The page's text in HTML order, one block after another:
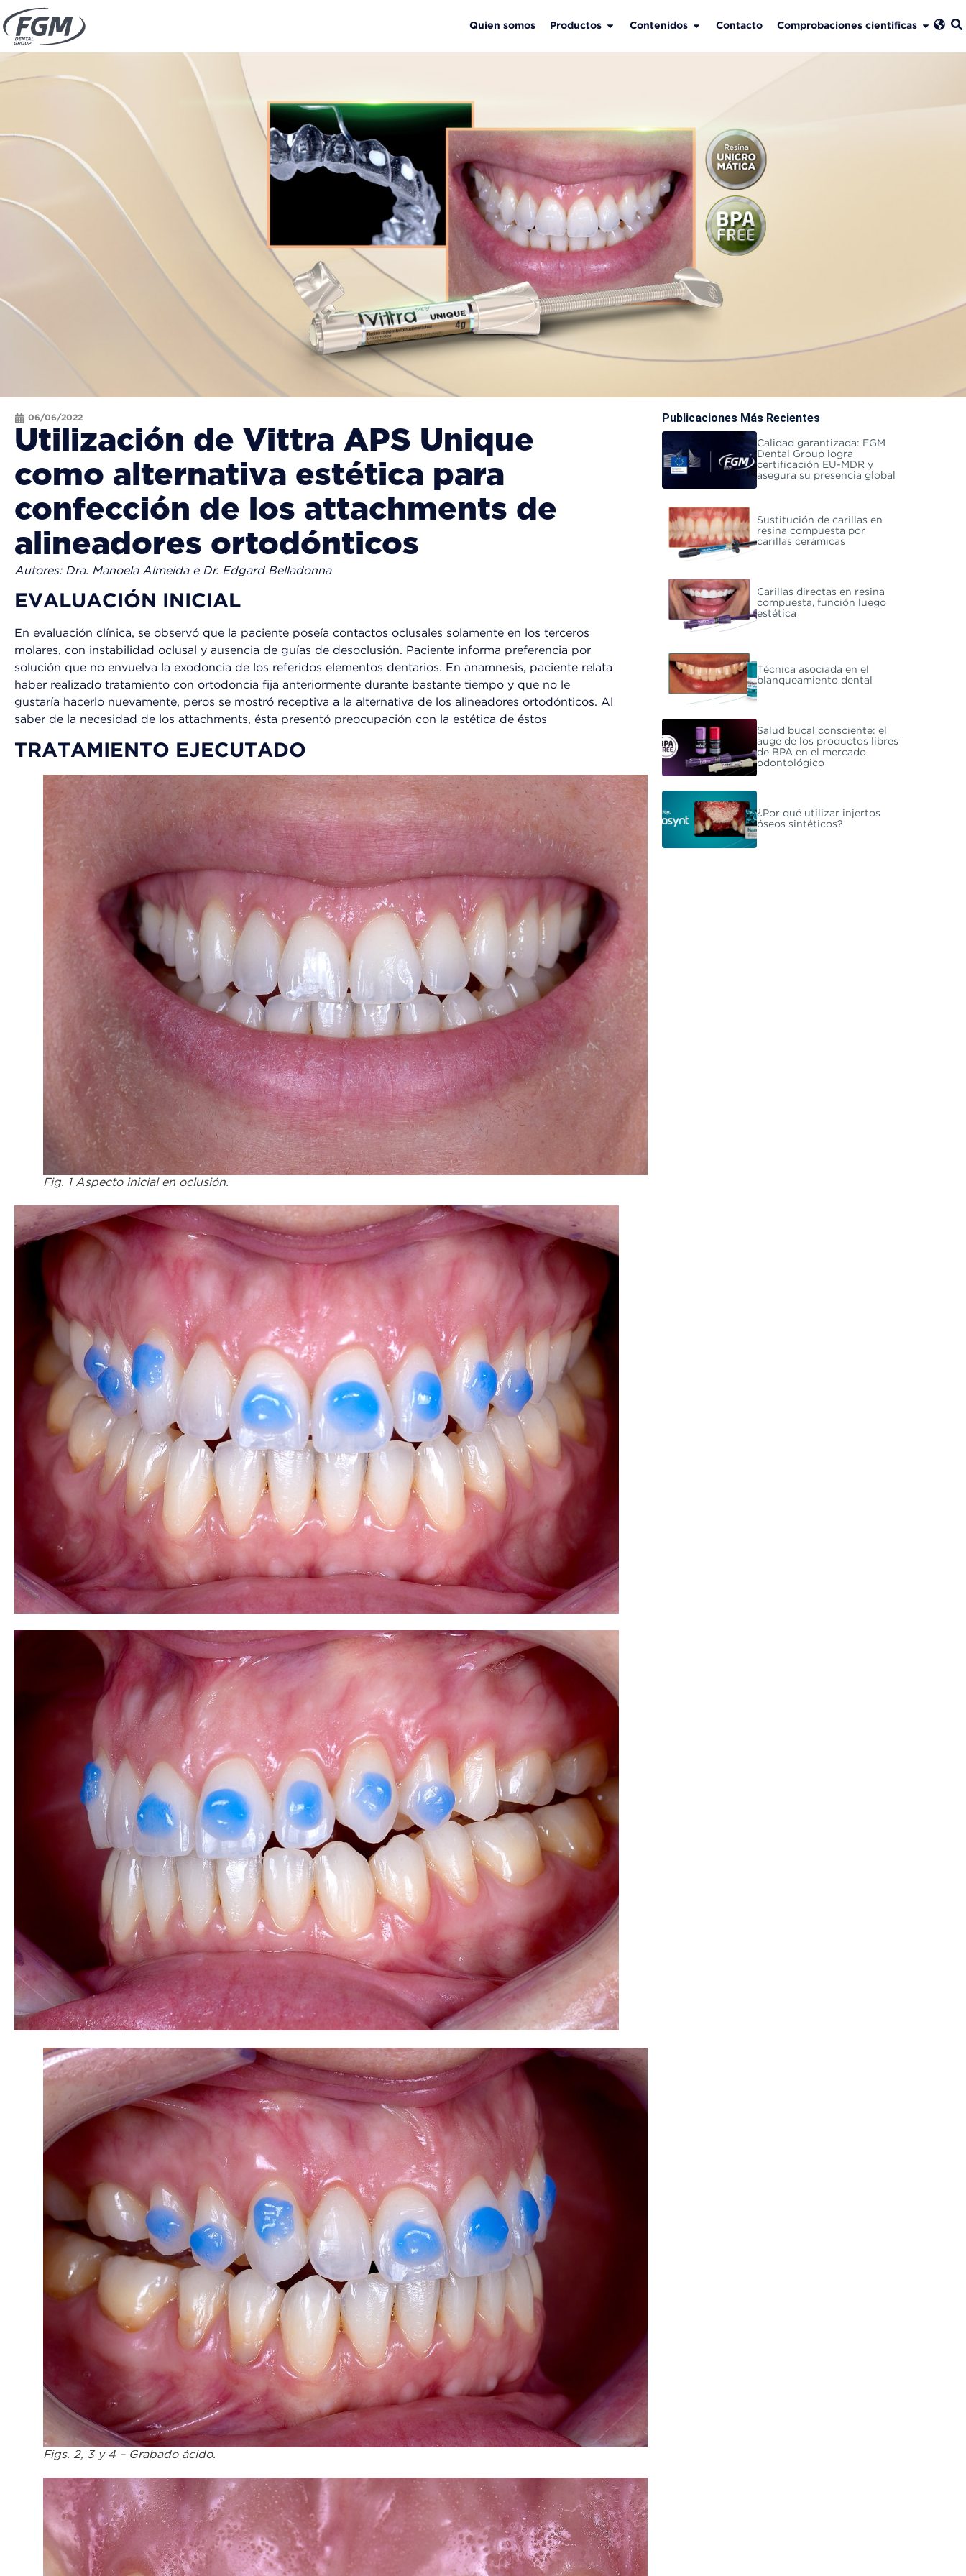
Quien somos Productos Contenidos Contacto Comprobaciones cientificas
06/06/2022
Utilización de Vittra APS Unique
como alternativa estética para
confección de los attachments de
alineadores ortodónticos
Autores: Dra. Manoela Almeida e Dr. Edgard Belladonna
EVALUACIÓN INICIAL
En evaluación clínica, se observó que la paciente poseía contactos oclusales solamente en los terceros
molares, con instabilidad oclusal y ausencia de guías de desoclusión. Paciente informa preferencia por
solución que no envuelva la exodoncia de los referidos elementos dentarios. En anamnesis, paciente relata
haber realizado tratamiento con ortodoncia fija anteriormente durante bastante tiempo y que no le
gustaría hacerlo nuevamente, peros se mostró receptiva a la alternativa de los alineadores ortodónticos. Al
saber de la necesidad de los attachments, ésta presentó preocupación con la estética de éstos
TRATAMIENTO EJECUTADO
Fig. 1 Aspecto inicial en oclusión.
Figs. 2, 3 y 4 – Grabado ácido.
Publicaciones Más Recientes
Calidad garantizada: FGM
Dental Group logra
certificación EU-MDR y
asegura su presencia global
Sustitución de carillas en
resina compuesta por
carillas cerámicas
Carillas directas en resina
compuesta, función luego
estética
Técnica asociada en el
blanqueamiento dental
Salud bucal consciente: el
auge de los productos libres
de BPA en el mercado
odontológico
¿Por qué utilizar injertos
óseos sintéticos?